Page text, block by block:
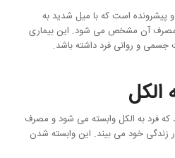
پیشرونده است که با میل شدید به
مصرف آن مشخص می شود. این بیماری
جسمی و روانی فرد داشته باشد.
الکل
که فرد به الکل وابسته می شود و مصرف
زندگی خود می بیند. این وابسته شدن